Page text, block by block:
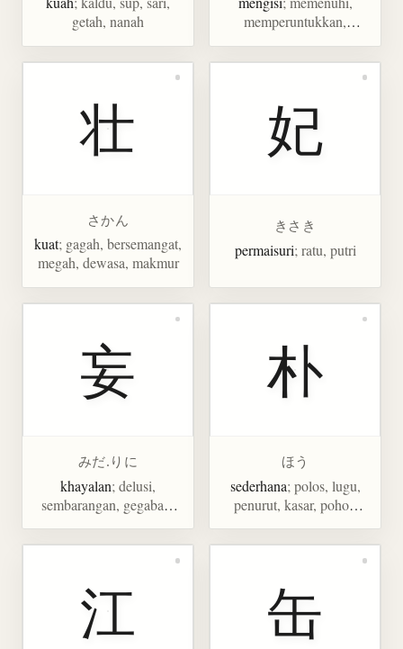
getah, nanah
memperuntukkan,
壮
さかん
kuat; gagah, bersemangat,
megah, dewasa, makmur
妃
きさき
permaisuri; ratu, putri
妄
みだ.りに
khayalan; delusi,
sembarangan, gegabah,
朴
ほう
sederhana; polos, lugu,
penurut, kasar, pohon
江 缶